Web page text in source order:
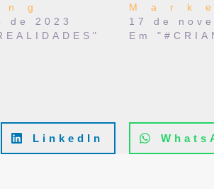
de 2023
17 de
Em
LinkedIn